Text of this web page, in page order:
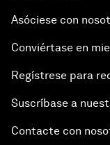
Asóciese con
Conviértase en
Regístrese para
Suscríbase a
Contacte con